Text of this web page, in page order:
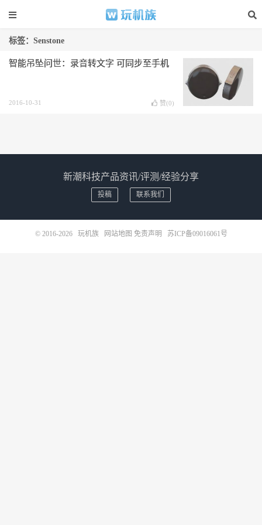
标签：Senstone
智能吊坠问世：录音转文字 可同步至手机
2016-10-31 赞(0)
新潮科技产品资讯/评测/经验分享
投稿 联系我们
© 2016-2026 玩机族 网站地图 免责声明 苏ICP备09016061号